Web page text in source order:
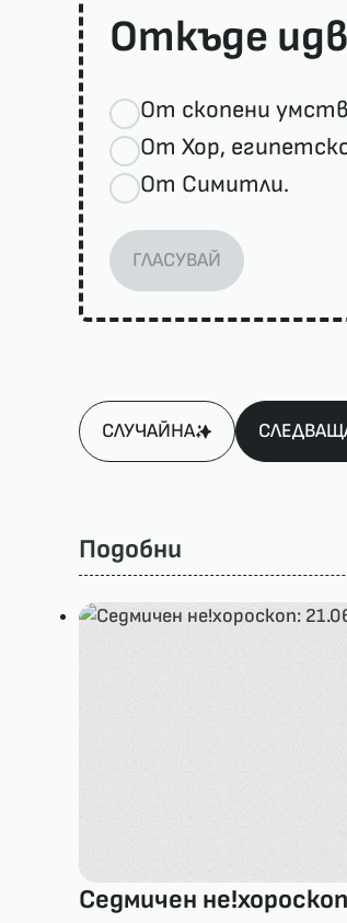
Откъде
От скопени
От Хор,
От Симитли.
ГЛАСУВАЙ
СЛУЧАЙНА
Подобни
Седмичен